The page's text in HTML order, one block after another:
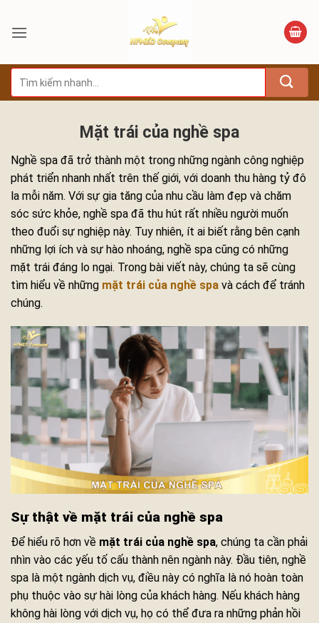
qua
dung
Tìm
kiếm:
Mặt trái của nghề spa
Nghề spa đã trở thành một trong những ngành công nghiệp
phát triển nhanh nhất trên thế giới, với doanh thu hàng tỷ đô
la mỗi năm. Với sự gia tăng của nhu cầu làm đẹp và chăm
sóc sức khỏe, nghề spa đã thu hút rất nhiều người muốn
theo đuổi sự nghiệp này. Tuy nhiên, ít ai biết rằng bên cạnh
những lợi ích và sự hào nhoáng, nghề spa cũng có những
mặt trái đáng lo ngại. Trong bài viết này, chúng ta sẽ cùng
tìm hiểu về những mặt trái của nghề spa và cách để tránh
chúng.
Sự thật về mặt trái của nghề spa
Để hiểu rõ hơn về mặt trái của nghề spa, chúng ta cần phải
nhìn vào các yếu tố cấu thành nên ngành này. Đầu tiên, nghề
spa là một ngành dịch vụ, điều này có nghĩa là nó hoàn toàn
phụ thuộc vào sự hài lòng của khách hàng. Nếu khách hàng
không hài lòng với dịch vụ, họ có thể đưa ra những phản hồi